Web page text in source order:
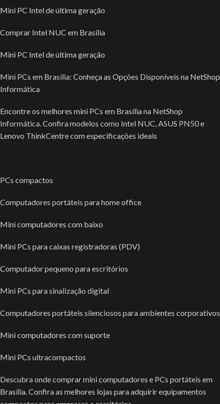
Mini PC Intel de última geração
Comprar Intel NUC em Brasília
Mini PC Intel de última geração
Mini PCs em Brasília: Conheça as Opções Disponíveis na NetShop
Informática
Encontre os melhores mini PCs em Brasília na NetShop
Informática. Confira modelos como Intel NUC, ASUS PN50 e
Lenovo ThinkCentre com especificações ideais
PCs compactos
Computadores portáteis para home office
Mini computadores com baixo
Mini PCs para caixas registradoras (PDV)
Computador pequeno para escritórios
Mini PCs para sinalização digital
Computadores portáteis silenciosos para ambientes corporativos
Mini computadores com suporte
Mini PCs ultracompactos
Descubra onde comprar mini computadores e PCs portáteis em
Brasília. Confira as melhores lojas para adquirir equipamentos